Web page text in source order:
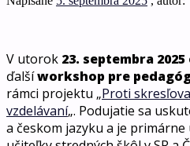
V utorok 23. septembra 2025
ďalšíworkshop pre
rámci projektu „Proti
vzdelávaní„. Podujatie sa
a českom jazyku a je